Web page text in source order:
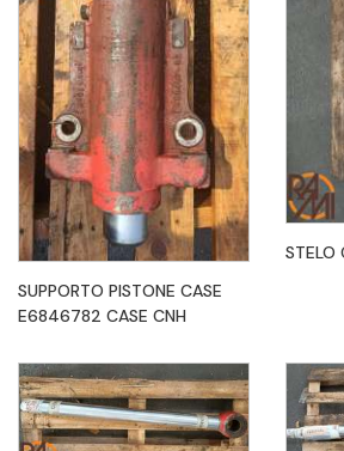
SUPPORTO PISTONE CASE
E6846782 CASE CNH